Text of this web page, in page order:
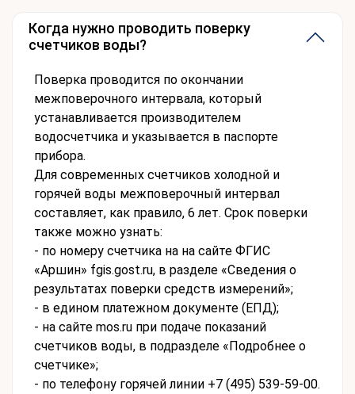
Когда нужно проводить поверку
счетчиков воды?
Поверка проводится по окончании
межповерочного интервала, который
устанавливается производителем
водосчетчика и указывается в паспорте
прибора.
Для современных счетчиков холодной и
горячей воды межповерочный интервал
составляет, как правило, 6 лет. Срок поверки
также можно узнать:
- по номеру счетчика на на сайте ФГИС
«Аршин» fgis.gost.ru, в разделе «Сведения о
результатах поверки средств измерений»;
- в едином платежном документе (ЕПД);
- на сайте mos.ru при подаче показаний
счетчиков воды, в подразделе «Подробнее о
счетчике»;
- по телефону горячей линии +7 (495) 539-59-00.